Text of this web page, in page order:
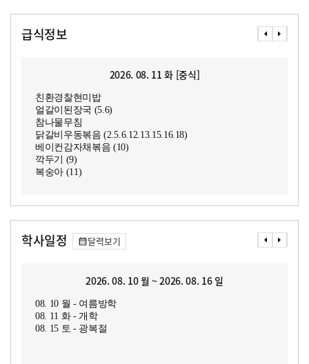
급식정보
2026. 08. 11 화 [중식]
친환경찰현미밥
얼갈이된장국 (5.6)
참나물무침
닭갈비우동볶음 (2.5.6.12.13.15.16.18)
베이컨감자채볶음 (10)
깍두기 (9)
복숭아 (11)
학사일정 달력보기
2026. 08. 10 월 ~ 2026. 08. 16 일
08. 10 월 - 여름방학
08. 11 화 - 개학
08. 15 토 - 광복절